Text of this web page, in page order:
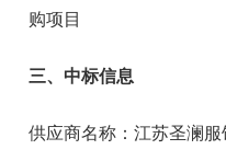
购项目
三、中标信息
供应商名称：江苏圣澜服